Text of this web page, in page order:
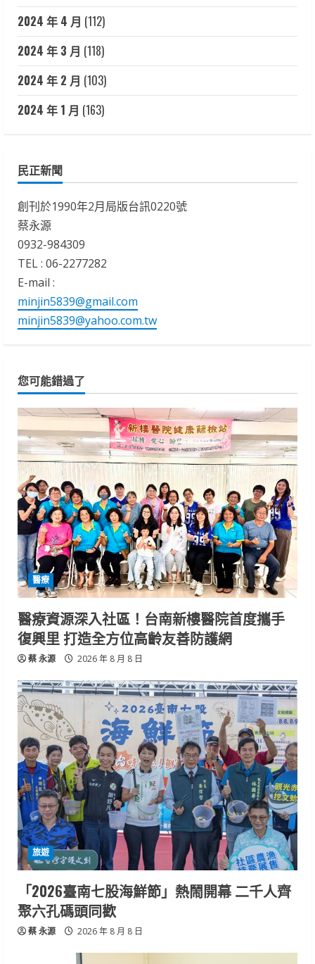
2024 年 4 月 (112)
2024 年 3 月 (118)
2024 年 2 月 (103)
2024 年 1 月 (163)
民正新聞
創刊於1990年2月局版台訊0220號
蔡永源
0932-984309
TEL : 06-2277282
E-mail :
minjin5839@gmail.com
minjin5839@yahoo.com.tw
您可能錯過了
醫療
醫療資源深入社區！台南新樓醫院首度攜手
復興里 打造全方位高齡友善防護網
蔡 永源 2026 年 8 月 8 日
旅遊
「2026臺南七股海鮮節」熱鬧開幕 二千人齊
聚六孔碼頭同歡
蔡 永源 2026 年 8 月 8 日